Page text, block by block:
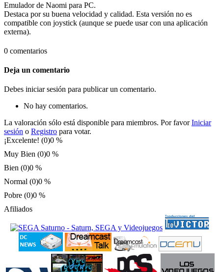
Emulador de Naomi para PC.
Destaca por su buena velocidad y calidad. Esta versión no es
compatible con joystick (aunque se puede usar con una aplicación
externa).
0 comentarios
Deja un comentario
Debes iniciar sesión para publicar un comentario.
No hay comentarios.
La valoración sólo está disponible para miembros. Por favorIniciar
sesión o Registro para votar.
¡Excelente! (0)0 %
Muy Bien (0)0 %
Bien (0)0 %
Normal (0)0 %
Pobre (0)0 %
Afiliados